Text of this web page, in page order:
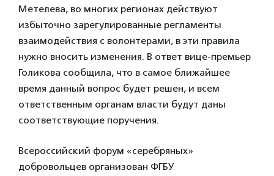
Метелева, во многих регионах действуют
избыточно зарегулированные регламенты
взаимодействия с волонтерами, в эти правила
нужно вносить изменения. В ответ вице-премьер
Голикова сообщила, что в самое ближайшее
время данный вопрос будет решен, и всем
ответственным органам власти будут даны
соответствующие поручения.
Всероссийский форум «серебряных»
добровольцев организован ФГБУ